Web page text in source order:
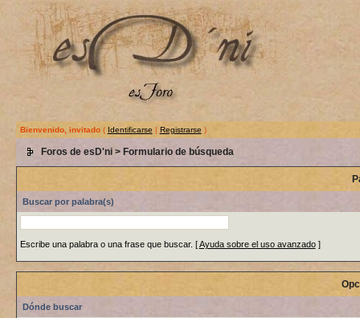
Bienvenido, invitado( Identificarse | Registrarse )
Foros de esD'ni> Formulario de búsqueda
Buscar por palabra(s)
Escribe una palabra o una frase que buscar. [Ayuda sobre el uso avanzado]
Dónde buscar